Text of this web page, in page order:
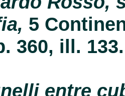
5
360, ill. 133.
entre